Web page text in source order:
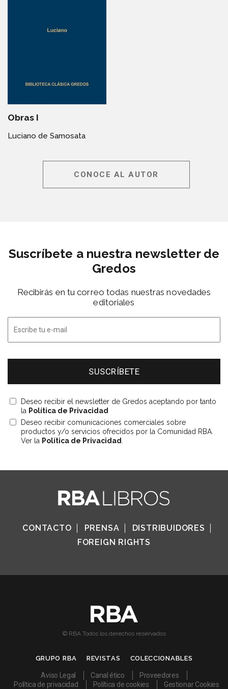
Obras I
Luciano de Samosata
CONOCE AL AUTOR
Suscríbete a nuestra newsletter de
Gredos
Recibirás en tu correo todas nuestras novedades
editoriales
Deseo recibir el newsletter de Gredos aceptando por tanto
la Política de Privacidad
Deseo recibir comunicaciones comerciales sobre
productos y/o servicios ofrecidos por la Comunidad RBA.
Ver la Política de Privacidad
CONTACTO PRENSA
DISTRIBUIDORES
FOREIGN RIGHTS
© RBA Todos los derechos reservados
GRUPO RBA REVISTAS COLECCIONABLES
Aviso Legal Canal ético
Proveedores
Política de privacidad
Política de cookies Gestionar Cookies